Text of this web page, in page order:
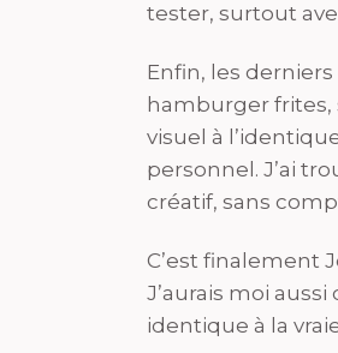
tester, surtout
Enfin, les
hamburger
visuel à
personnel. J’ai
créatif, sans
C’est finalement
J’aurais moi
identique à la